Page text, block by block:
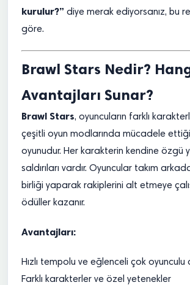
kurulur?” diye merak ediyorsanız, bu
göre.
Brawl Stars Nedir?
Avantajları Sunar?
Brawl Stars, oyuncuların farklı
çeşitli oyun modlarında mücadele
oyunudur. Her karakterin kendine özgü
saldırıları vardır. Oyuncular takım
birliği yaparak rakiplerini alt etmeye
ödüller kazanır.
Avantajları:
Hızlı tempolu ve eğlenceli çok oyunculu
Farklı karakterler ve özel yetenekler